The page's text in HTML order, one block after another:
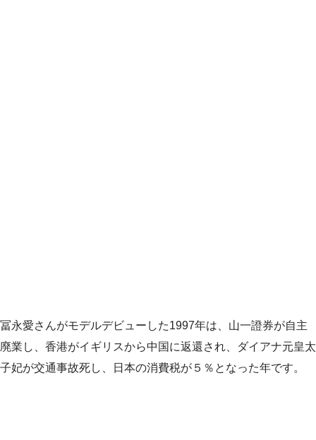
冨永愛さんがモデルデビューした1997年は、山一證券が自主
廃業し、香港がイギリスから中国に返還され、ダイアナ元皇太
子妃が交通事故死し、日本の消費税が５％となった年です。